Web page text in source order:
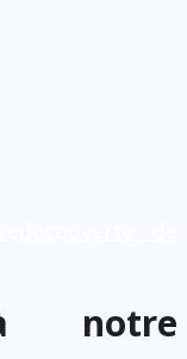
à notre